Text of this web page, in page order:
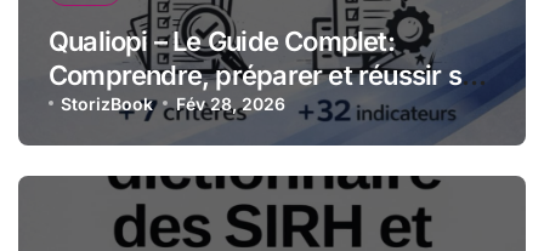
Qualiopi – Le Guide Complet:
Comprendre, préparer et réussir sa
certification qualité pour les
organismes de formation
StorizBook Fév 28, 2026